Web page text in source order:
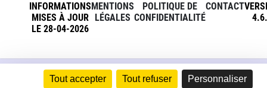
Tout accepter Tout refuser Personnaliser
INFORMATIONS
MISES À JOUR
LE 28-04-2026
MENTIONS
LÉGALES
POLITIQUE DE
CONFIDENTIALITÉ
CONTACT